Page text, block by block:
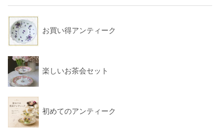
お買い得アンティーク
楽しいお茶会セット
初めてのアンティーク